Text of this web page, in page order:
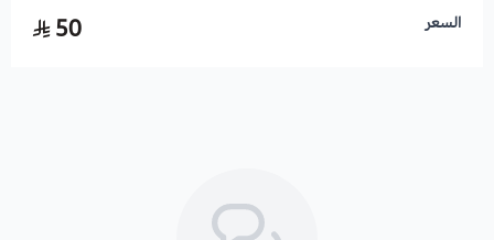
السعر 50